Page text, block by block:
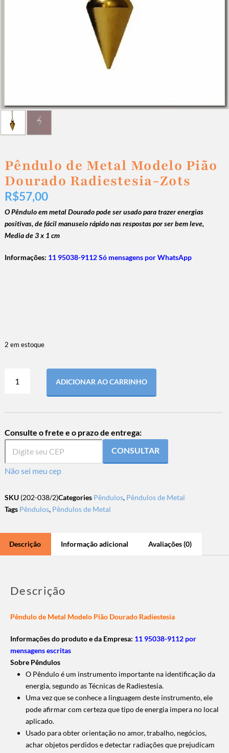
Pêndulo de Metal Modelo Pião
Dourado Radiestesia-Zots
R$57,00
O Pêndulo em metal Dourado pode ser usado para trazer energias
positivas, de fácil manuseio rápido nas respostas por ser bem leve,
Media de 3 x 1 cm
Informações: 11 95038-9112 Só mensagens por WhatsApp
2 em estoque
ADICIONAR AO CARRINHO
Consulte o frete e o prazo de entrega:
CONSULTAR
Não sei meu cep
SKU (202-038/2)Categories Pêndulos, Pêndulos de Metal
Tags Pêndulos, Pêndulos de Metal
Descrição Informação adicional Avaliações (0)
Descrição
Pêndulo de Metal Modelo Pião Dourado Radiestesia
Informações do produto e da Empresa: 11 95038-9112 por
mensagens escritas
Sobre Pêndulos
O Pêndulo é um instrumento importante na identificação da
energia, segundo as Técnicas de Radiestesia.
Uma vez que se conhece a linguagem deste instrumento, ele
pode afirmar com certeza que tipo de energia impera no local
aplicado.
Usado para obter orientação no amor, trabalho, negócios,
achar objetos perdidos e detectar radiações que prejudicam